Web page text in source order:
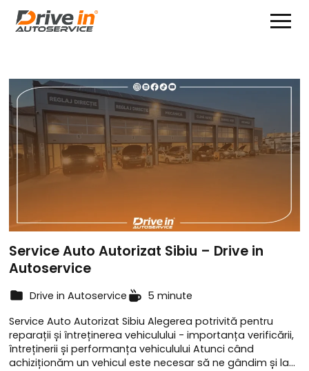
Service Auto Autorizat Sibiu – Drive in
Autoservice
Drive in Autoservice
5 minute
Service Auto Autorizat Sibiu Alegerea potrivită pentru
reparații și întreținerea vehiculului - importanța verificării,
întreținerii și performanța vehiculului Atunci când
achiziționăm un vehicul este necesar să ne gândim și la…